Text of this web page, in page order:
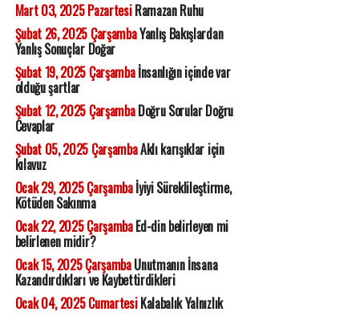
Mart 03, 2025 PazartesiRamazan Ruhu
Şubat 26, 2025 ÇarşambaYanlış Bakışlardan
Yanlış Sonuçlar Doğar
Şubat 19, 2025 Çarşambaİnsanlığın içinde var
olduğu şartlar
Şubat 12, 2025 ÇarşambaDoğru Sorular Doğru
Cevaplar
Şubat 05, 2025 ÇarşambaAklı karışıklar için
kılavuz
Ocak 29, 2025 Çarşambaİyiyi Süreklileştirme,
Kötüden Sakınma
Ocak 22, 2025 ÇarşambaEd-din belirleyen mi
belirlenen midir?
Ocak 15, 2025 ÇarşambaUnutmanın İnsana
Kazandırdıkları ve Kaybettirdikleri
Ocak 04, 2025 CumartesiKalabalık Yalnızlık